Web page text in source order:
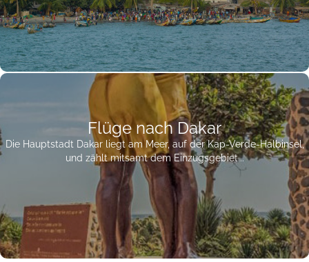
Flüge nach Dakar
Die Hauptstadt Dakar liegt am Meer, auf der Kap-Verde-Halbinsel,
und zählt mitsamt dem Einzugsgebiet...